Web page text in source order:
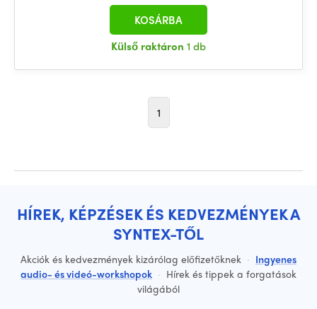
Külső raktáron 1 db
KOSÁRBA
1
HÍREK, KÉPZÉSEK ÉS KEDVEZMÉNYEK A
SYNTEX-TŐL
Akciók és kedvezmények kizárólag előfizetőknek · Ingyenes
audio- és videó-workshopok · Hírek és tippek a forgatások
világából